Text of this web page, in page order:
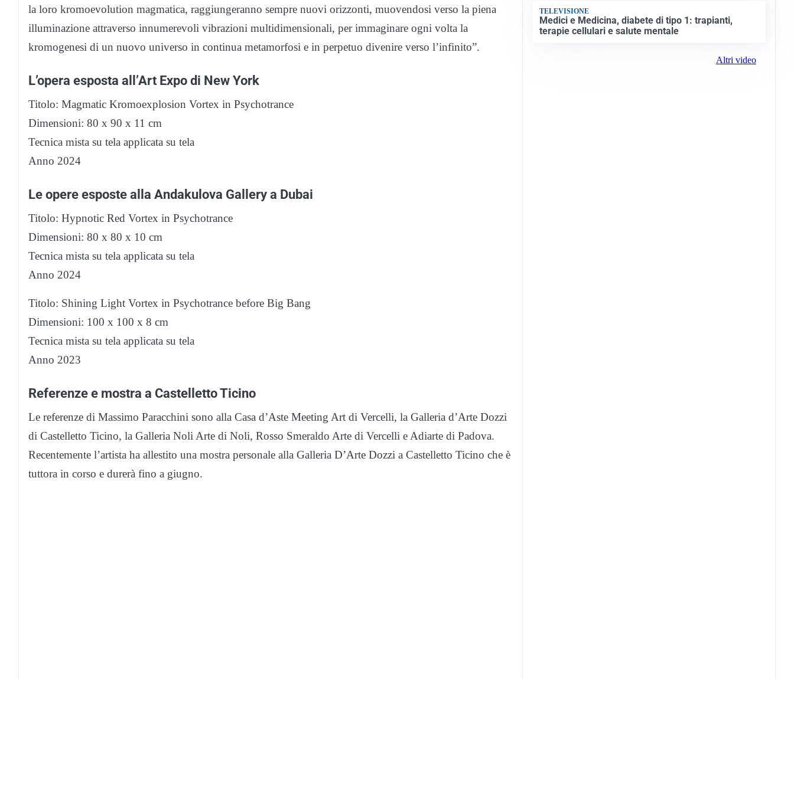
la loro kromoevolution magmatica, raggiungeranno sempre nuovi orizzonti, muovendosi verso la piena
illuminazione attraverso innumerevoli vibrazioni multidimensionali, per immaginare ogni volta la
kromogenesi di un nuovo universo in continua metamorfosi e in perpetuo divenire verso l’infinito”.
L’opera esposta all’Art Expo di New York
Titolo: Magmatic Kromoexplosion Vortex in Psychotrance
Dimensioni: 80 x 90 x 11 cm
Tecnica mista su tela applicata su tela
Anno 2024
Le opere esposte alla Andakulova Gallery a Dubai
Titolo: Hypnotic Red Vortex in Psychotrance
Dimensioni: 80 x 80 x 10 cm
Tecnica mista su tela applicata su tela
Anno 2024
Titolo: Shining Light Vortex in Psychotrance before Big Bang
Dimensioni: 100 x 100 x 8 cm
Tecnica mista su tela applicata su tela
Anno 2023
Referenze e mostra a Castelletto Ticino
Le referenze di Massimo Paracchini sono alla Casa d’Aste Meeting Art di Vercelli, la Galleria d’Arte Dozzi
di Castelletto Ticino, la Galleria Noli Arte di Noli, Rosso Smeraldo Arte di Vercelli e Adiarte di Padova.
Recentemente l’artista ha allestito una mostra personale alla Galleria D’Arte Dozzi a Castelletto Ticino che è
tuttora in corso e durerà fino a giugno.
TELEVISIONE
Medici e Medicina, diabete di tipo 1: trapianti,
terapie cellulari e salute mentale
Altri video